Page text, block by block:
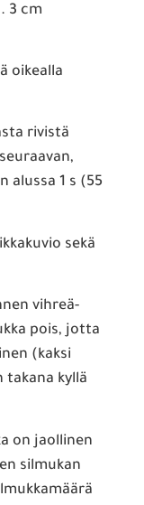
3 cm
oikealla
rivistä
alussa 1 s (55
sekä
vihreä-
pois, jotta
(kaksi
takana kyllä
on jaollinen
silmukan